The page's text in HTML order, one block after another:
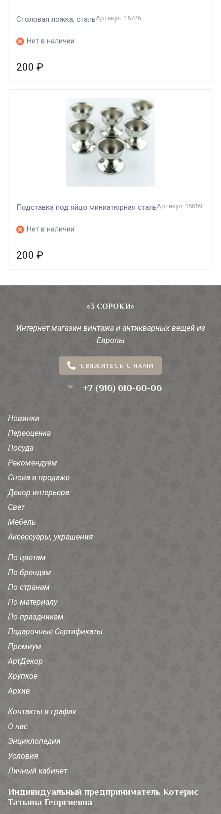
Столовая ложка, стальАртикул: 15726
Нет в наличии
200 ₽
Подставка под яйцо миниатюрная стальАртикул: 15859
Нет в наличии
200 ₽
«3 СОРОКИ»
Интернет-магазин винтажа и антикварных вещей из
Европы
СВЯЖИТЕСЬ С НАМИ
+7 (916) 610-60-06
Новинки
Переоценка
Посуда
Рекомендуем
Снова в продаже
Декор интерьера
Свет
Мебель
Аксессуары, украшения
По цветам
По брендам
По странам
По материалу
По праздникам
Подарочные Сертификаты
Премиум
АртДекор
Хрупкое
Архив
Контакты и график
О нас
Энциклопедия
Условия
Личный кабинет
Индивидуальный предприниматель Котерис
Татьяна Георгиевна